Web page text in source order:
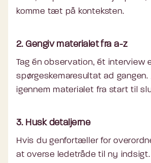
komme tæt på konteksten.
2. Gengiv materialet fra a-z
Tag én observation, ét interview
spørgeskemaresultat ad gangen.
igennem materialet fra start til
3. Husk detaljerne
Hvis du genfortæller for
at overse ledetråde til ny